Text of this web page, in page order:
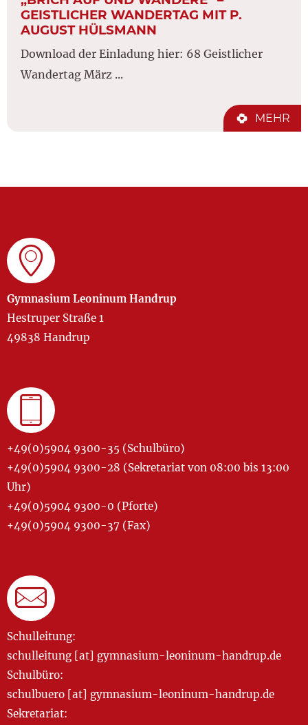
GEISTLICHER WANDERTAG MIT P.
AUGUST HÜLSMANN
Download der Einladung hier: 68 Geistlicher
Wandertag März ...
MEHR
Gymnasium Leoninum Handrup
Hestruper Straße 1
49838 Handrup
+49(0)5904 9300-35 (Schulbüro)
+49(0)5904 9300-28 (Sekretariat von 08:00 bis 13:00
Uhr)
+49(0)5904 9300-0 (Pforte)
+49(0)5904 9300-37 (Fax)
Schulleitung:
schulleitung [at] gymnasium-leoninum-handrup.de
Schulbüro:
schulbuero [at] gymnasium-leoninum-handrup.de
Sekretariat: